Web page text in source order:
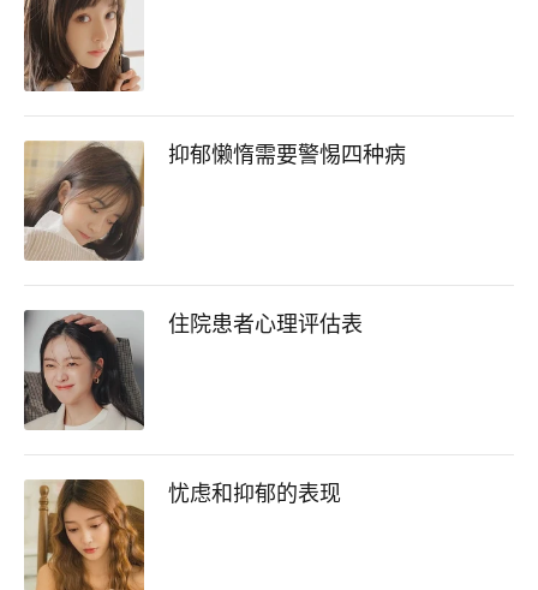
抑郁懒惰需要警惕四种病
住院患者心理评估表
忧虑和抑郁的表现